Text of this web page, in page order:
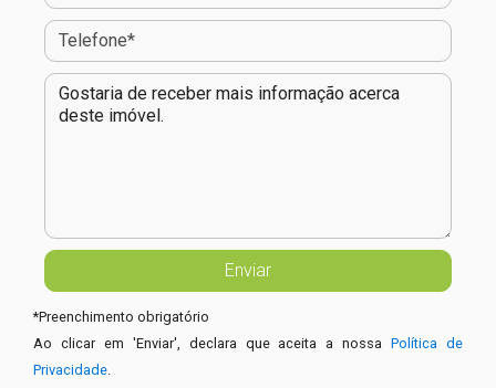
*Preenchimento obrigatório
Ao clicar em 'Enviar', declara que aceita a nossaPolítica de
Privacidade